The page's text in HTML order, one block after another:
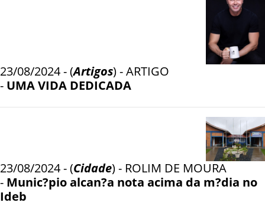
23/08/2024 - (Artigos) - ARTIGO
- UMA VIDA DEDICADA
23/08/2024 - (Cidade) - ROLIM DE MOURA
- Munic?pio alcan?a nota acima da m?dia no
Ideb